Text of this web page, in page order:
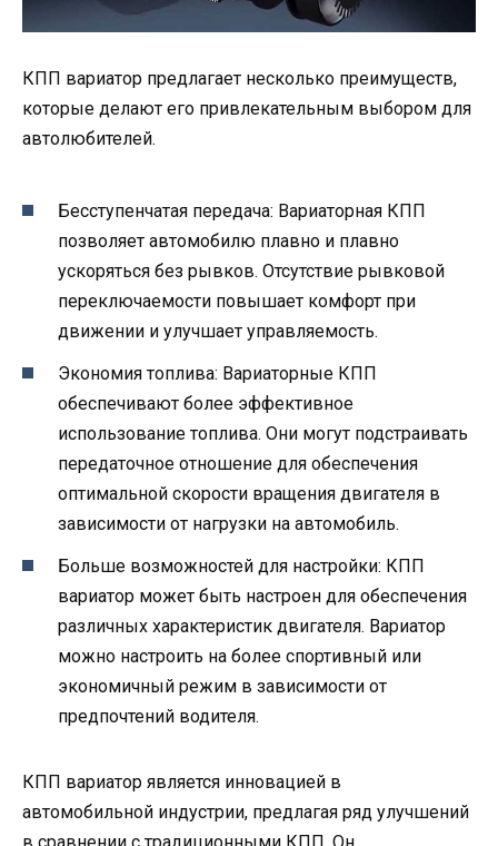
КПП вариатор предлагает несколько преимуществ,
которые делают его привлекательным выбором для
автолюбителей.
Бесступенчатая передача: Вариаторная КПП
позволяет автомобилю плавно и плавно
ускоряться без рывков. Отсутствие рывковой
переключаемости повышает комфорт при
движении и улучшает управляемость.
Экономия топлива: Вариаторные КПП
обеспечивают более эффективное
использование топлива. Они могут подстраивать
передаточное отношение для обеспечения
оптимальной скорости вращения двигателя в
зависимости от нагрузки на автомобиль.
Больше возможностей для настройки: КПП
вариатор может быть настроен для обеспечения
различных характеристик двигателя. Вариатор
можно настроить на более спортивный или
экономичный режим в зависимости от
предпочтений водителя.
КПП вариатор является инновацией в
автомобильной индустрии, предлагая ряд улучшений